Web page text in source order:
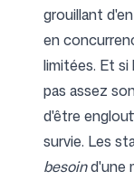
grouillant
en
limitées. Et
pas assez
d'être
survie. Les
besoind'une